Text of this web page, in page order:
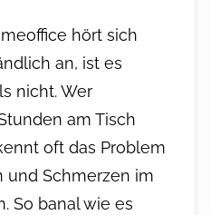
hört sich
an, ist es
nicht. Wer
am Tisch
oft das Problem
und Schmerzen im
So banal wie es